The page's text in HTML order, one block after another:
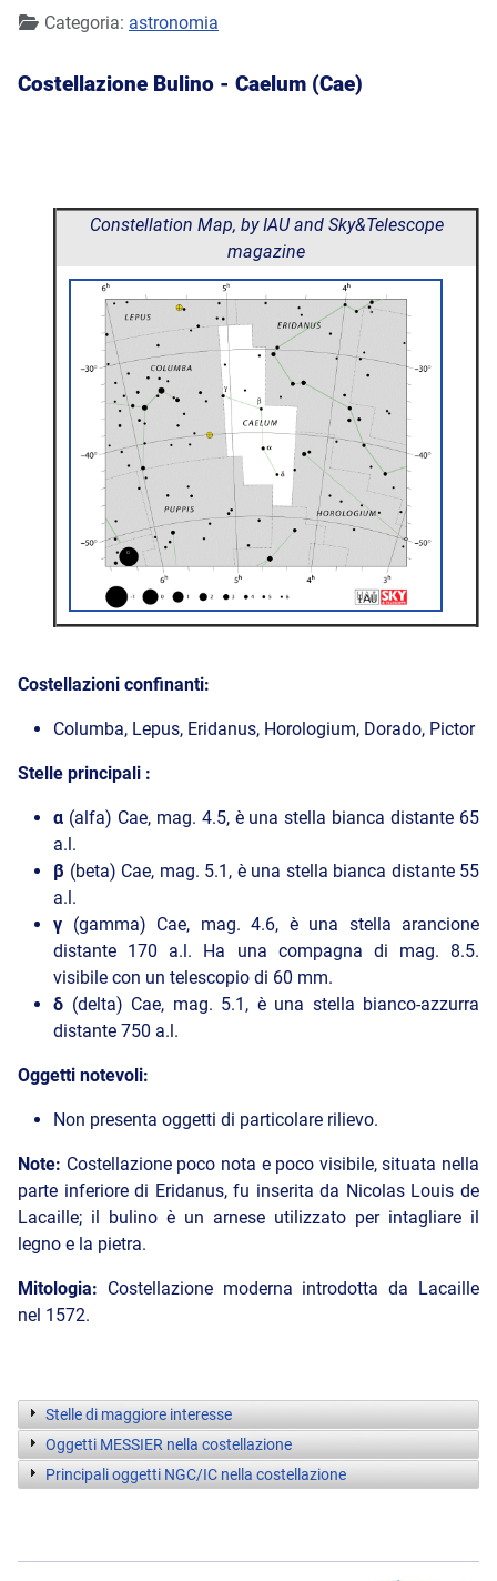
Categoria: astronomia
Costellazione Bulino - Caelum (Cae)
Constellation Map, by IAU and Sky&Telescope
magazine
Costellazioni confinanti:
Columba, Lepus, Eridanus, Horologium, Dorado, Pictor
Stelle principali :
α (alfa) Cae, mag. 4.5, è una stella bianca distante 65
a.l.
β (beta) Cae, mag. 5.1, è una stella bianca distante 55
a.l.
γ (gamma) Cae, mag. 4.6, è una stella arancione
distante 170 a.l. Ha una compagna di mag. 8.5.
visibile con un telescopio di 60 mm.
δ (delta) Cae, mag. 5.1, è una stella bianco-azzurra
distante 750 a.l.
Oggetti notevoli:
Non presenta oggetti di particolare rilievo.
Note: Costellazione poco nota e poco visibile, situata nella
parte inferiore di Eridanus, fu inserita da Nicolas Louis de
Lacaille; il bulino è un arnese utilizzato per intagliare il
legno e la pietra.
Mitologia: Costellazione moderna introdotta da Lacaille
nel 1572.
Stelle di maggiore interesse
Oggetti MESSIER nella costellazione
Principali oggetti NGC/IC nella costellazione